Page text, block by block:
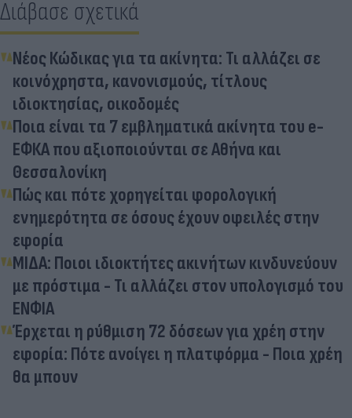
Διάβασε σχετικά
Νέος Κώδικας για τα ακίνητα: Τι αλλάζει σε
κοινόχρηστα, κανονισμούς, τίτλους
ιδιοκτησίας, οικοδομές
Ποια είναι τα 7 εμβληματικά ακίνητα του e-
ΕΦΚΑ που αξιοποιούνται σε Αθήνα και
Θεσσαλονίκη
Πώς και πότε χορηγείται φορολογική
ενημερότητα σε όσους έχουν οφειλές στην
εφορία
ΜΙΔΑ: Ποιοι ιδιοκτήτες ακινήτων κινδυνεύουν
με πρόστιμα - Τι αλλάζει στον υπολογισμό του
ΕΝΦΙΑ
Έρχεται η ρύθμιση 72 δόσεων για χρέη στην
εφορία: Πότε ανοίγει η πλατφόρμα - Ποια χρέη
θα μπουν